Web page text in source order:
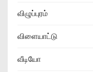
விழுப்புரம்
விளையாட்டு
வீடியோ